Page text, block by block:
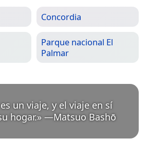
Concordia
Parque nacional El
Palmar
un viaje, y el viaje en sí
hogar.» —Matsuo Bashō